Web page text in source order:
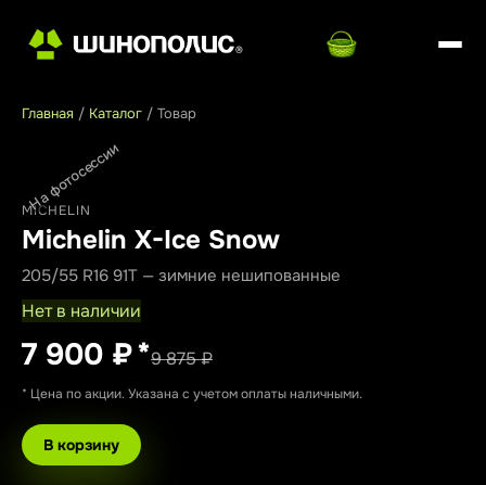
Главная / Каталог / Товар
На фотосессии
MICHELIN
Michelin X-Ice Snow
205/55 R16 91T — зимние нешипованные
Нет в наличии
7 900 ₽*9 875 ₽
* Цена по акции. Указана с учетом оплаты наличными.
В корзину